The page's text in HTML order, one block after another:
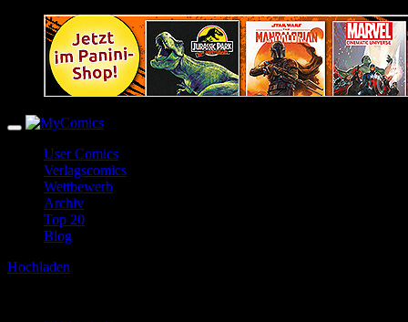
User Comics
Verlagscomics
Wettbewerb
Archiv
Top 20
Blog
Hochladen